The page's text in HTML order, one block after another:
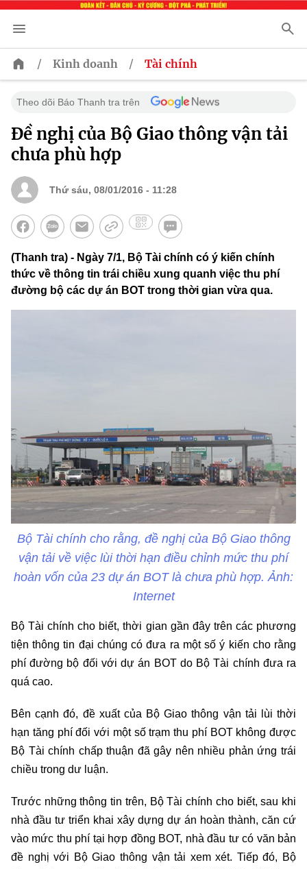
/ Kinh doanh / Tài chính
Theo dõi Báo Thanh tra trên
Đề nghị của Bộ Giao thông vận tải
chưa phù hợp
Thứ sáu, 08/01/2016 - 11:28
(Thanh tra) - Ngày 7/1, Bộ Tài chính có ý kiến chính
thức về thông tin trái chiều xung quanh việc thu phí
đường bộ các dự án BOT trong thời gian vừa qua.
Bộ Tài chính cho rằng, đề nghị của Bộ Giao thông
vận tải về việc lùi thời hạn điều chỉnh mức thu phí
hoàn vốn của 23 dự án BOT là chưa phù hợp. Ảnh:
Internet
Bộ Tài chính cho biết, thời gian gần đây trên các phương
tiện thông tin đại chúng có đưa ra một số ý kiến cho rằng
phí đường bộ đối với dự án BOT do Bộ Tài chính đưa ra
quá cao.
Bên cạnh đó, đề xuất của Bộ Giao thông vận tải lùi thời
hạn tăng phí đối với một số trạm thu phí BOT không được
Bộ Tài chính chấp thuận đã gây nên nhiều phản ứng trái
chiều trong dư luận.
Trước những thông tin trên, Bộ Tài chính cho biết, sau khi
nhà đầu tư triển khai xây dựng dự án hoàn thành, căn cứ
vào mức thu phí tại hợp đồng BOT, nhà đầu tư có văn bản
đề nghị với Bộ Giao thông vận tải xem xét. Tiếp đó, Bộ